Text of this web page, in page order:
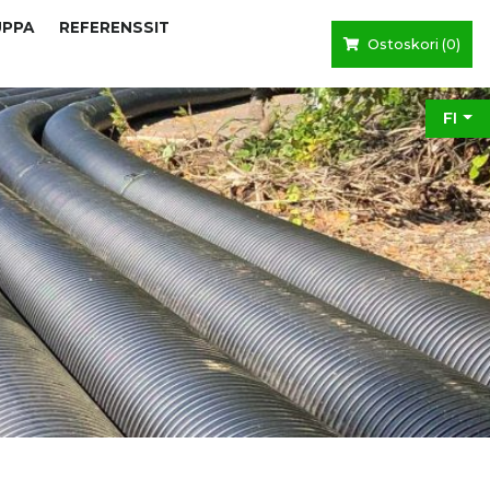
REFERENSSIT
Ostoskori (0)
FI